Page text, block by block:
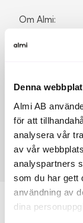
Denna
Almi AB
för att
analysera vår
av vår
analyspartners
som du har gett
användning av
dina
Om Almi:
Almi Invest är
och har sedan
bästa innehav
Qlik och Apple
ett
medfinansieras